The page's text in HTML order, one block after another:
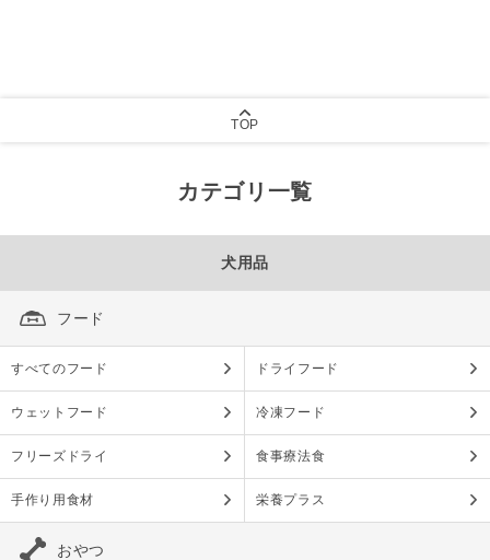
TOP
カテゴリ一覧
犬用品
フード
すべてのフード ドライフード
ウェットフード 冷凍フード
フリーズドライ 食事療法食
手作り用食材 栄養プラス
おやつ